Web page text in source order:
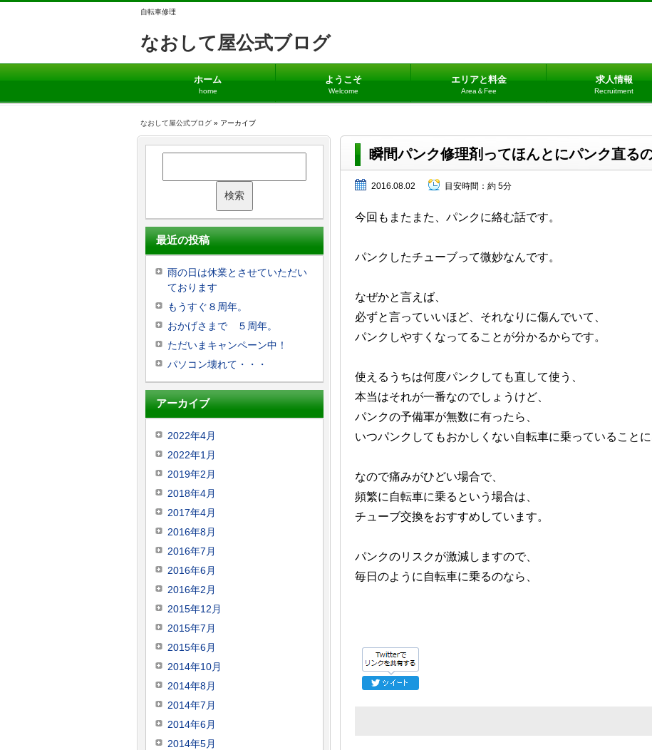
自転車修理
なおして屋公式ブログ
ホーム
home
ようこそ
Welcome
エリアと料金
Area＆Fee
求人情報
Recruitment
なおして屋公式ブログ » アーカイブ
瞬間パンク修理剤ってほんとにパンク直る
2016.08.02 目安時間： 約 5分
今回もまたまた、パンクに絡む話です。
パンクしたチューブって微妙なんです。
なぜかと言えば、
必ずと言っていいほど、それなりに傷んでいて、
パンクしやすくなってることが分かるからです。
使えるうちは何度パンクしても直して使う、
本当はそれが一番なのでしょうけど、
パンクの予備軍が無数に有ったら、
いつパンクしてもおかしくない自転車に乗っていることに
なので痛みがひどい場合で、
頻繁に自転車に乗るという場合は、
チューブ交換をおすすめしています。
パンクのリスクが激減しますので、
毎日のように自転車に乗るのなら、
最近の投稿
雨の日は休業とさせていただい
ております
もうすぐ８周年。
おかげさまで ５周年。
ただいまキャンペーン中！
パソコン壊れて・・・
アーカイブ
2022年4月
2022年1月
2019年2月
2018年4月
2017年4月
2016年8月
2016年7月
2016年6月
2016年2月
2015年12月
2015年7月
2015年6月
2014年10月
2014年8月
2014年7月
2014年6月
2014年5月